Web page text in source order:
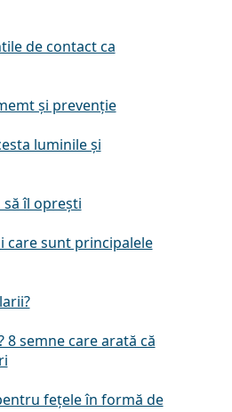
de contact ca
și prevenție
luminile și
îl oprești
care sunt principalele
8 semne care arată că
fețele în formă de